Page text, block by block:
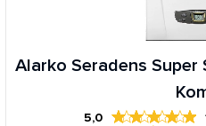
Alarko Seradens Super
5,0